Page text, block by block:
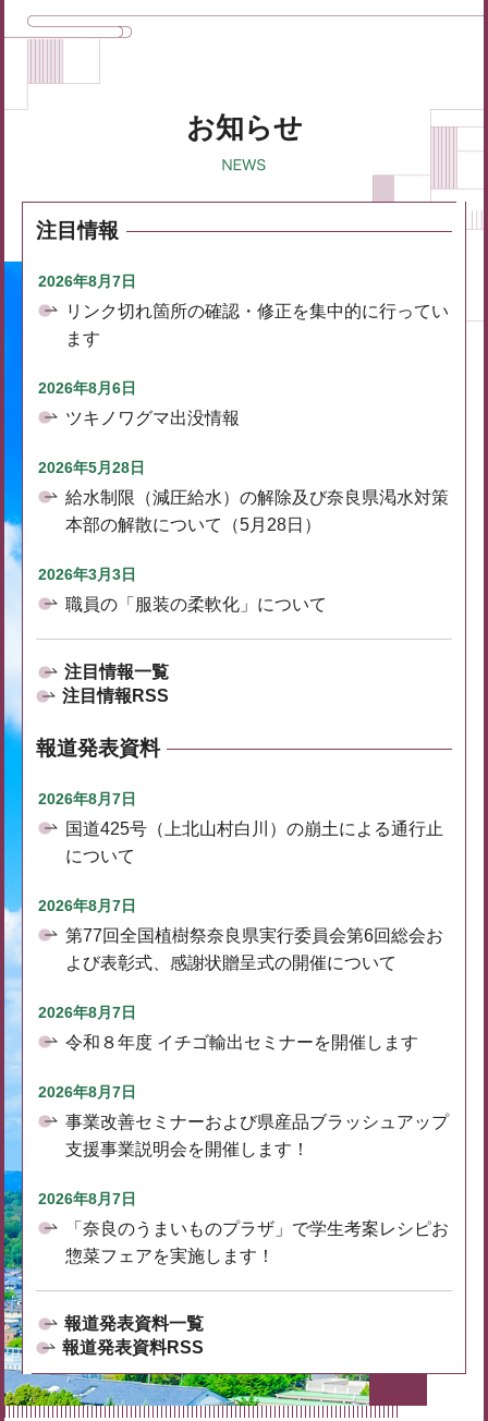
お知らせ
注目情報
2026年8月7日
リンク切れ箇所の確認・修正を集中的に行ってい
ます
2026年8月6日
ツキノワグマ出没情報
2026年5月28日
給水制限（減圧給水）の解除及び奈良県渇水対策
本部の解散について（5月28日）
2026年3月3日
職員の「服装の柔軟化」について
注目情報一覧
注目情報RSS
報道発表資料
2026年8月7日
国道425号（上北山村白川）の崩土による通行止
について
2026年8月7日
第77回全国植樹祭奈良県実行委員会第6回総会お
よび表彰式、感謝状贈呈式の開催について
2026年8月7日
令和８年度 イチゴ輸出セミナーを開催します
2026年8月7日
事業改善セミナーおよび県産品ブラッシュアップ
支援事業説明会を開催します！
2026年8月7日
「奈良のうまいものプラザ」で学生考案レシピお
惣菜フェアを実施します！
報道発表資料一覧
報道発表資料RSS